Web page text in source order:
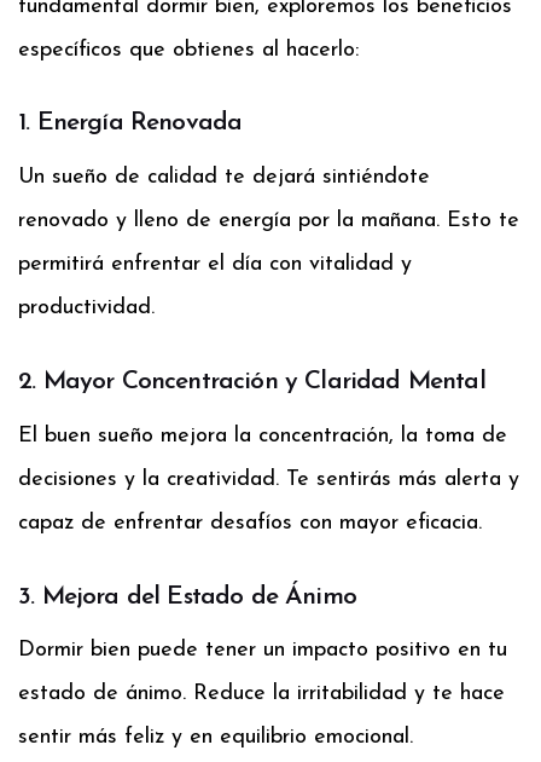
fundamental dormir bien, exploremos los beneficios
específicos que obtienes al hacerlo:
1. Energía Renovada
Un sueño de calidad te dejará sintiéndote
renovado y lleno de energía por la mañana. Esto te
permitirá enfrentar el día con vitalidad y
productividad.
2. Mayor Concentración y Claridad Mental
El buen sueño mejora la concentración, la toma de
decisiones y la creatividad. Te sentirás más alerta y
capaz de enfrentar desafíos con mayor eficacia.
3. Mejora del Estado de Ánimo
Dormir bien puede tener un impacto positivo en tu
estado de ánimo. Reduce la irritabilidad y te hace
sentir más feliz y en equilibrio emocional.